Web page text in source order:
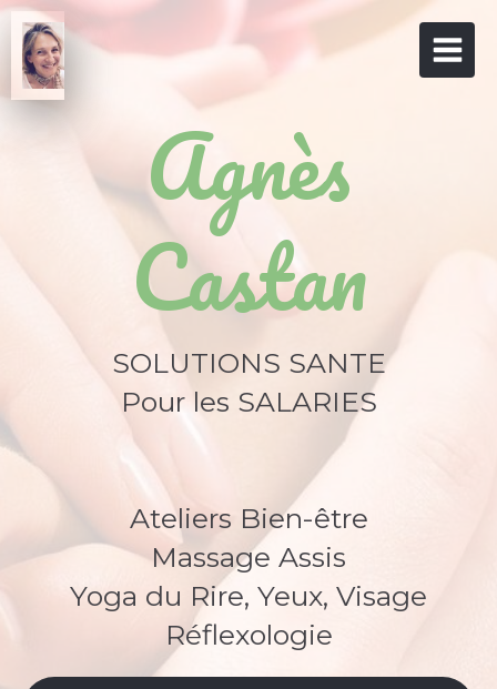
Agnès
Castan
SOLUTIONS SANTE
Pour les SALARIES
Ateliers Bien-être
Massage Assis
Yoga du Rire, Yeux, Visage
Réflexologie